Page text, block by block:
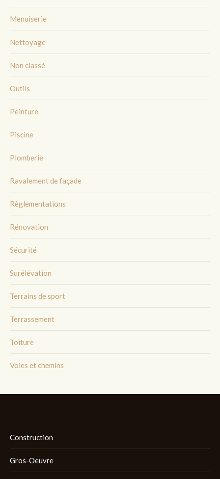
Menuiserie
Nettoyage
Non classé
Outils
Peinture
Piscine
Plomberie
Ravalement de façade
Règlementations
Rénovation
Sécurité
Surélévation
Terrains de sport
Terrassement
Toiture
Voies et chemins
Construction
Gros-Oeuvre